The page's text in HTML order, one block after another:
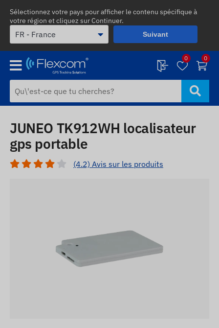
Sélectionnez votre pays pour afficher le contenu spécifique à
votre région et cliquez sur Continuer.
Suivant
0 0
JUNEO TK912WH localisateur
gps portable
(4.2) Avis sur les produits